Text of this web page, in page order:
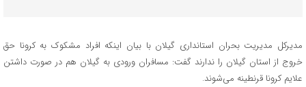
مدیرکل مدیریت بحران استانداری گیلان با بیان اینکه افراد مشکوک به کرونا حق
خروج از استان گیلان را ندارند گفت: مسافران ورودی به گیلان هم در صورت داشتن
علایم کرونا قرنطینه می‌شوند.